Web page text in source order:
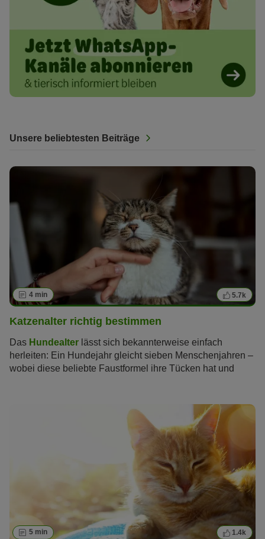
Unsere beliebtesten Beiträge
4 min 5.7k
Katzenalter richtig bestimmen
Das Hundealter lässt sich bekannterweise einfach
herleiten: Ein Hundejahr gleicht sieben Menschenjahren –
wobei diese beliebte Faustformel ihre Tücken hat und
umrechnen? Wie alt werden Katzen überhaupt? Und ab
welchem Alter gelten Katzen als Senioren?
5 min 1.4k